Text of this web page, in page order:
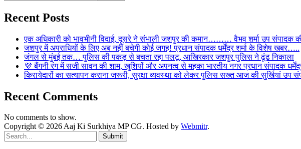
Recent Posts
एक अधिकारी को भावभीनी विदाई, दूसरे ने संभाली जशपुर की कमान……… वैभव शर्मा उप संपादक की
जशपुर में अपराधियों के लिए अब नहीं बचेगी कोई जगह! प्रधान संपादक धर्मेंद्र शर्मा के विशेष खबर…..
जंगल से मुंबई तक… पुलिस की पकड़ से बचता रहा पलटू, आखिरकार जशपुर पुलिस ने ढूंढ निकाला
💜 बैंगनी रंग में सजी सावन की शाम, खुशियों और अपनत्व से महका भारतीय नगर प्रधान संपादक
किरायेदारों का सत्यापन कराना जरूरी, सुरक्षा व्यवस्था को लेकर पुलिस सख्त आज की सुर्खियां
Recent Comments
No comments to show.
Copyright © 2026 Aaj Ki Surkhiya MP CG. Hosted by Webmitr.
Submit